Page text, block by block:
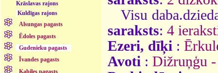
Krāslavas rajons
Kuldīgas rajons
Alsungas pagasts
Ēdoles pagasts
Gudenieku pagasts
Īvandes pagasts
Kabiles pagasts
Visu
saraksts: 4
Ezeri, dīķi :
Avoti : Dižruņģu